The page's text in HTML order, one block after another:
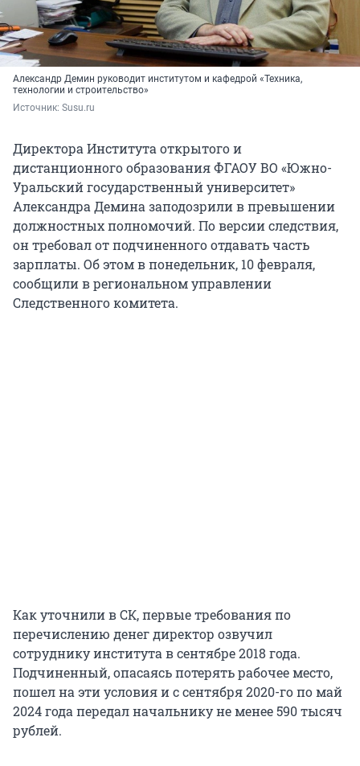
Александр Демин руководит институтом и кафедрой «Техника,
технологии и строительство»
Источник: Susu.ru
Директора Института открытого и
дистанционного образования ФГАОУ ВО «Южно-
Уральский государственный университет»
Александра Демина заподозрили в превышении
должностных полномочий. По версии следствия,
он требовал от подчиненного отдавать часть
зарплаты. Об этом в понедельник, 10 февраля,
сообщили в региональном управлении
Следственного комитета.
Как уточнили в СК, первые требования по
перечислению денег директор озвучил
сотруднику института в сентябре 2018 года.
Подчиненный, опасаясь потерять рабочее место,
пошел на эти условия и с сентября 2020-го по май
2024 года передал начальнику не менее 590 тысяч
рублей.